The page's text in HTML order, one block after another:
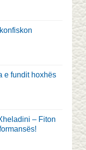
e fundit hoxhës
– Fiton